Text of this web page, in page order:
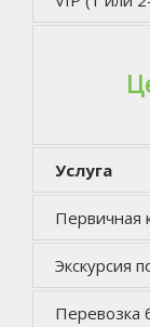
Услуга
Первичная
Экскурсия
Перевозка